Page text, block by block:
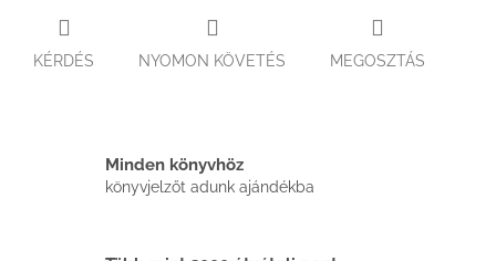
KÉRDÉS NYOMON KÖVETÉS MEGOSZTÁS
Minden könyvhöz
könyvjelzőt adunk ajándékba